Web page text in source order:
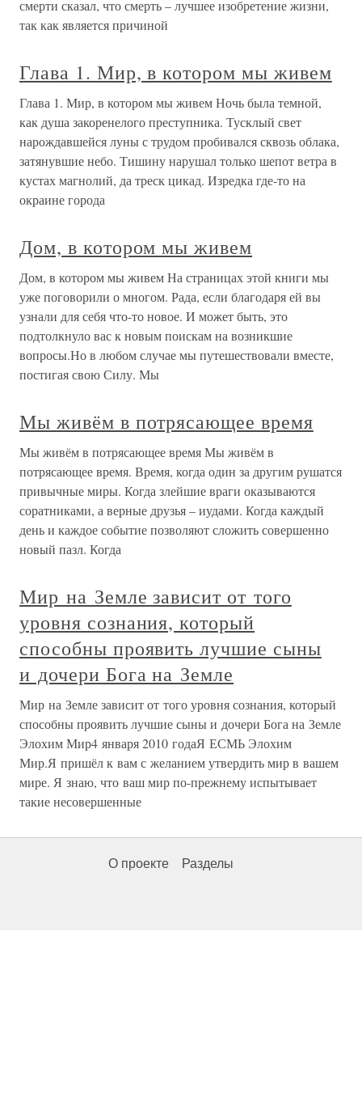
смерти сказал, что смерть – лучшее изобретение жизни,
так как является причиной
Глава 1. Мир, в котором мы живем
Глава 1. Мир, в котором мы живем Ночь была темной,
как душа закоренелого преступника. Тусклый свет
нарождавшейся луны с трудом пробивался сквозь облака,
затянувшие небо. Тишину нарушал только шепот ветра в
кустах магнолий, да треск цикад. Изредка где-то на
окраине города
Дом, в котором мы живем
Дом, в котором мы живем На страницах этой книги мы
уже поговорили о многом. Рада, если благодаря ей вы
узнали для себя что-то новое. И может быть, это
подтолкнуло вас к новым поискам на возникшие
вопросы.Но в любом случае мы путешествовали вместе,
постигая свою Силу. Мы
Мы живём в потрясающее время
Мы живём в потрясающее время Мы живём в
потрясающее время. Время, когда один за другим рушатся
привычные миры. Когда злейшие враги оказываются
соратниками, а верные друзья – иудами. Когда каждый
день и каждое событие позволяют сложить совершенно
новый пазл. Когда
Мир на Земле зависит от того
уровня сознания, который
способны проявить лучшие сыны
и дочери Бога на Земле
Мир на Земле зависит от того уровня сознания, который
способны проявить лучшие сыны и дочери Бога на Земле
Элохим Мир4 января 2010 годаЯ ЕСМЬ Элохим
Мир.Я пришёл к вам с желанием утвердить мир в вашем
мире. Я знаю, что ваш мир по-прежнему испытывает
такие несовершенные
О проекте Разделы